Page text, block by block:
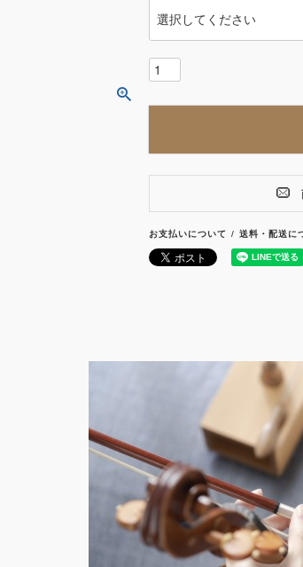
お支払いについて 送料・配送に